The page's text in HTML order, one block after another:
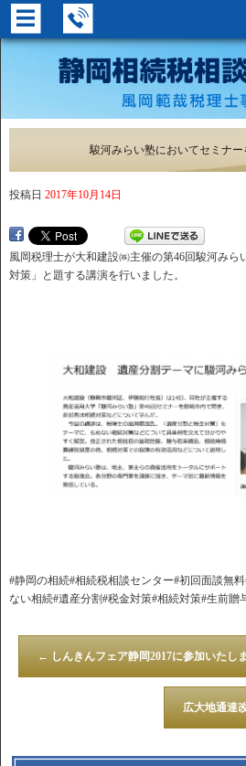
駿河みらい塾においてセミナ
投稿日 2017年10月14日
風岡税理士が大和建設㈱主催の第46回駿河みら
対策」と題する講演を行いました。
#静岡の相続#相続税相談センター#初回面談無
ない相続#遺産分割#税金対策#相続対策#生前贈
← しんきんフェア静岡2017に参加いたし
広大地通達